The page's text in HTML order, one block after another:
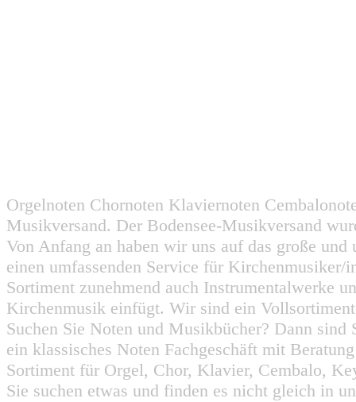
Orgelnoten Chornoten Klaviernoten
Musikversand. Der Bodensee-Musikversand
Von Anfang an haben wir uns auf das große
einen umfassenden Service für
Sortiment zunehmend auch Instrumentalwerke
Kirchenmusik einfügt. Wir sind ein
Suchen Sie Noten und Musikbücher? Dann
ein klassisches Noten Fachgeschäft mit
Sortiment für Orgel, Chor, Klavier, Cembalo,
Sie suchen etwas und finden es nicht gleich in